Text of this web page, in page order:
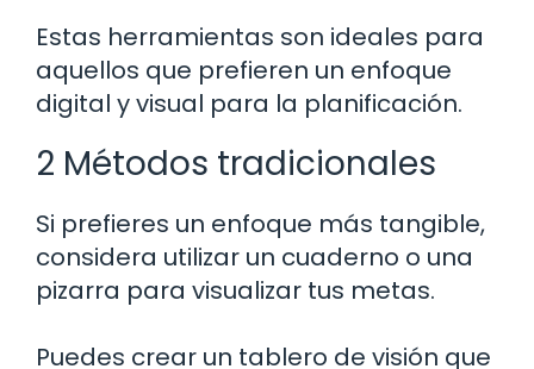
Estas herramientas son ideales para
aquellos que prefieren un enfoque
digital y visual para la planificación.
2 Métodos tradicionales
Si prefieres un enfoque más tangible,
considera utilizar un cuaderno o una
pizarra para visualizar tus metas.
Puedes crear un tablero de visión que